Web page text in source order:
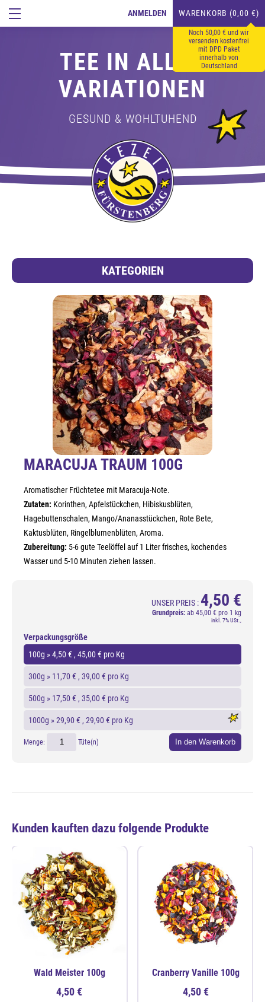
ANMELDEN WARENKORB (0,00 €)
Noch 50,00 € und wir
versenden kostenfrei
mit DPD Paket
innerhalb von
Deutschland
TEE IN ALLEN
VARIATIONEN
GESUND & WOHLTUHEND
KATEGORIEN
MARACUJA TRAUM 100G
Aromatischer Früchtetee mit Maracuja-Note.
Zutaten: Korinthen, Apfelstückchen, Hibiskusblüten,
Hagebuttenschalen, Mango/Ananasstückchen, Rote Bete,
Kaktusblüten, Ringelblumenblüten, Aroma.
Zubereitung: 5-6 gute Teelöffel auf 1 Liter frisches, kochendes
Wasser und 5-10 Minuten ziehen lassen.
UNSER PREIS : 4,50 €
Grundpreis: ab 45,00 € pro 1 kg
inkl. 7% USt.,
Verpackungsgröße
100g »4,50 € , 45,00 € pro Kg
300g » 11,70 € , 39,00 € pro Kg
500g » 17,50 € , 35,00 € pro Kg
1000g »29,90 € , 29,90 € pro Kg
Menge: Tüte(n) In den Warenkorb
Kunden kauften dazu folgende Produkte
Wald Meister 100g
4,50 €
Cranberry Vanille 100g
4,50 €